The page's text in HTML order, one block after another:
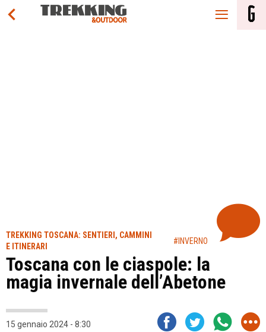
TREKKING TOSCANA: SENTIERI, CAMMINI
E ITINERARI
#INVERNO
Toscana con le ciaspole: la
magia invernale dell’Abetone
15 gennaio 2024 - 8:30